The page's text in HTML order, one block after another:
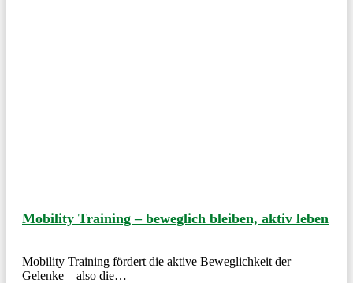
Mobility Training – beweglich bleiben, aktiv leben
Mobility Training fördert die aktive Beweglichkeit der
Gelenke – also die…